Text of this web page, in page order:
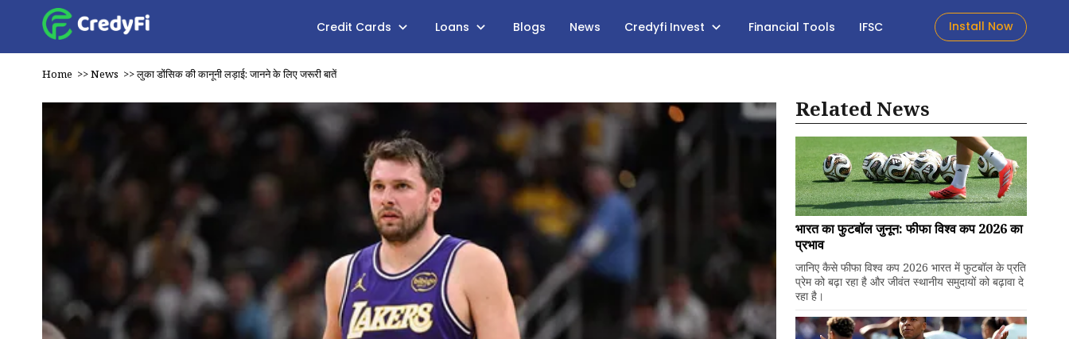
Credit Cards Loans Blogs News Credyfi Invest Financial Tools IFSC Install Now
Home >>News >>लुका डोंसिक की कानूनी लड़ाई: जानने के लिए जरूरी बातें
Related News
भारत का फुटबॉल जुनून: फीफा विश्व कप 2026 का
प्रभाव
जानिए कैसे फीफा विश्व कप 2026 भारत में फुटबॉल के प्रति
प्रेम को बढ़ा रहा है और जीवंत स्थानीय समुदायों को बढ़ावा दे
रहा है।